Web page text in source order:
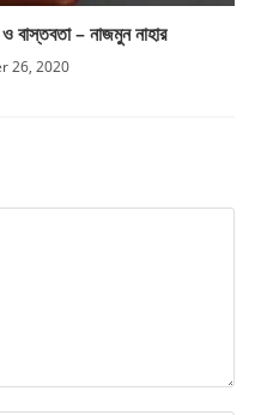
ও বাস্তবতা – নাজমুন নাহার
26, 2020